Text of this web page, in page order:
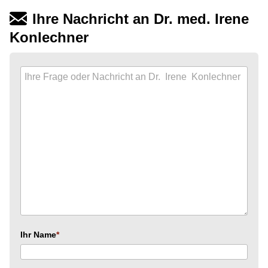
Ihre Nachricht an Dr. med. Irene
Konlechner
Ihr Name